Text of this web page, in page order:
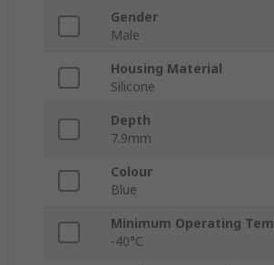
Gender
Male
Housing Material
Silicone
Depth
7.9mm
Colour
Blue
Minimum Operating
-40°C